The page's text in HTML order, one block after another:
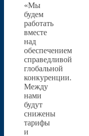
«Мы
будем
работать
вместе
над
обеспечением
справедливой
глобальной
конкуренции.
Между
нами
будут
снижены
тарифы
и